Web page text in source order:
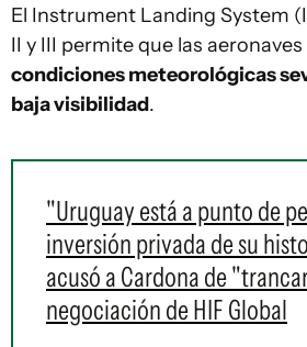
El Instrument Landing System
II y III permite que las
condiciones meteorológicas
baja visibilidad.
"Uruguay está a punto de
inversión privada de su
acusó a Cardona de
negociación de HIF Global